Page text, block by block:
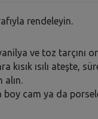
rendeleyin.
ve toz tarçını
ısılı ateşte,
alın.
cam ya da